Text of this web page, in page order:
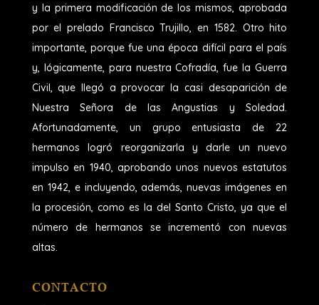
y la primera modificación de los mismos, aprobada
por el prelado Francisco Trujillo, en 1582. Otro hito
importante, porque fue una época difícil para el país
y, lógicamente, para nuestra Cofradía, fue la Guerra
Civil, que llegó a provocar la casi desaparición de
Nuestra Señora de las Angustias y Soledad.
Afortunadamente, un grupo entusiasta de 22
hermanos logró reorganizarla y darle un nuevo
impulso en 1940, aprobando unos nuevos estatutos
en 1942, e incluyendo, además, nuevas imágenes en
la procesión, como es la del Santo Cristo, ya que el
número de hermanos se incrementó con nuevas
altas.
CONTACTO